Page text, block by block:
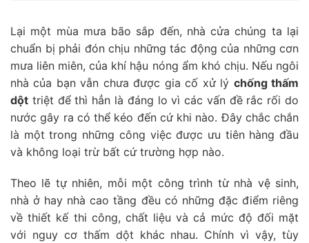
Lại một mùa mưa bão sắp đến, nhà cửa chúng ta lại
chuẩn bị phải đón chịu những tác động của những cơn
mưa liên miên, của khí hậu nóng ẩm khó chịu. Nếu ngôi
nhà của bạn vẫn chưa được gia cố xử lý chống thấm
dột triệt để thì hẳn là đáng lo vì các vấn đề rắc rối do
nước gây ra có thể kéo đến cứ khi nào. Đây chắc chắn
là một trong những công việc được ưu tiên hàng đầu
và không loại trừ bất cứ trường hợp nào.
Theo lẽ tự nhiên, mỗi một công trình từ nhà vệ sinh,
nhà ở hay nhà cao tầng đều có những đặc điểm riêng
về thiết kế thi công, chất liệu và cả mức độ đối mặt
với nguy cơ thấm dột khác nhau. Chính vì vậy, tùy